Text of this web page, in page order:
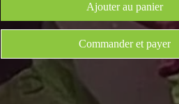
Ajouter au panier
Commander et payer